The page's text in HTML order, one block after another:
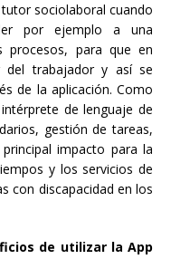
sociolaboral cuando
por ejemplo a una
procesos, para que en
del trabajador y así se
de la aplicación. Como
de lenguaje de
gestión de tareas,
impacto para la
y los servicios de
con discapacidad en los
de utilizar la App